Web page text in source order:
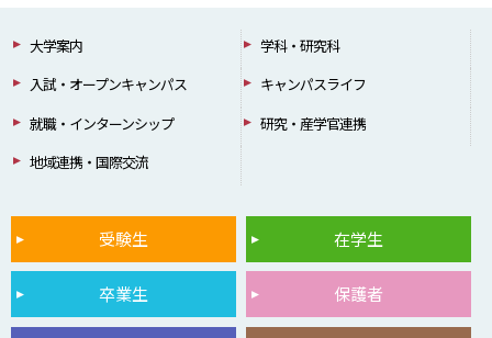
大学案内
学科・研究科
入試・オープンキャンパス
キャンパスライフ
就職・インターンシップ
研究・産学官連携
地域連携・国際交流
受験生 在学生
卒業生 保護者